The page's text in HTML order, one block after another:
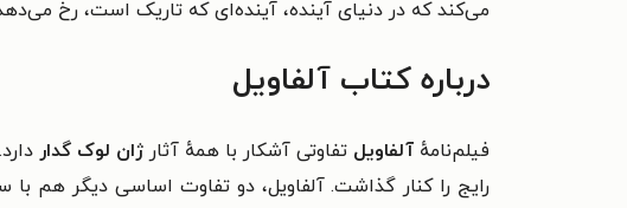
می‌کند که در دنیای آینده، آینده‌ای که تاریک است، رخ
درباره کتاب آلفاویل
فیلم‌نامهٔآلفاویلتفاوتی آشکار با همهٔ آثارژان لوک گدار
رایج را کنار گذاشت. آلفاویل، دو تفاوت اساسی دیگر هم